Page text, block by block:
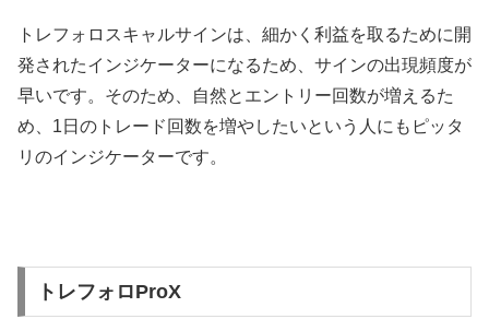
トレフォロスキャルサインは、細かく利益を取るために開
発されたインジケーターになるため、サインの出現頻度が
早いです。そのため、自然とエントリー回数が増えるた
め、1日のトレード回数を増やしたいという人にもピッタ
リのインジケーターです。
トレフォロProX